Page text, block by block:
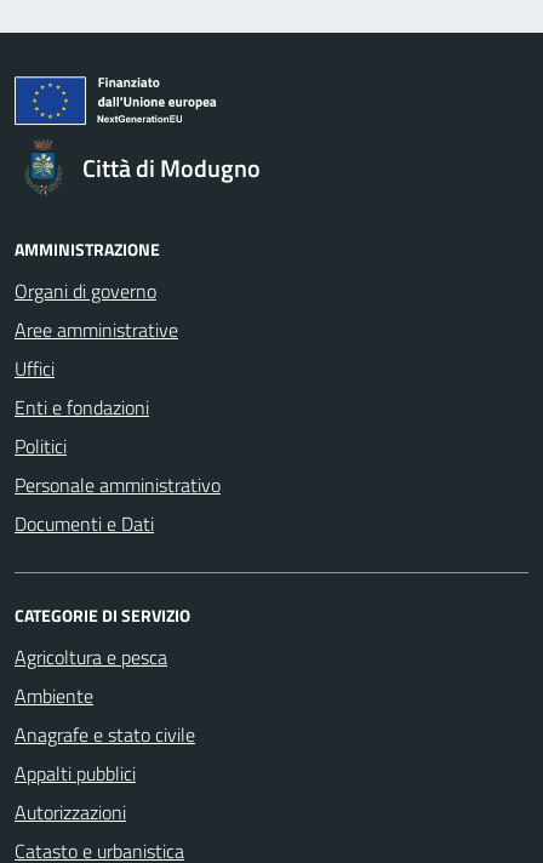
Città di Modugno
AMMINISTRAZIONE
Organi di governo
Aree amministrative
Uffici
Enti e fondazioni
Politici
Personale amministrativo
Documenti e Dati
CATEGORIE DI SERVIZIO
Agricoltura e pesca
Ambiente
Anagrafe e stato civile
Appalti pubblici
Autorizzazioni
Catasto e urbanistica